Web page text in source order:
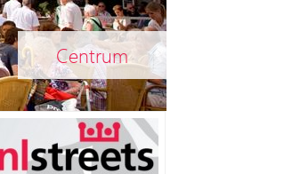
Centrum